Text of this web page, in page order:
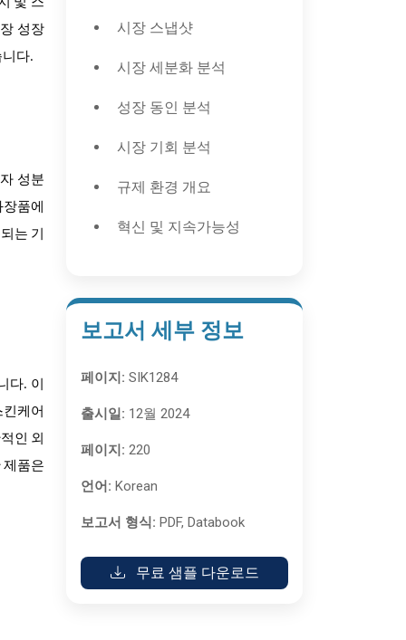
및 스
성장
니다.
성분
품에
는 기
다. 이
킨케어
인 외
제품은
시장 스냅샷
시장 세분화 분석
성장 동인 분석
시장 기회 분석
규제 환경 개요
혁신 및 지속가능성
보고서 세부 정보
페이지: SIK1284
출시일: 12월 2024
페이지: 220
언어: Korean
보고서 형식: PDF, Databook
무료 샘플 다운로드